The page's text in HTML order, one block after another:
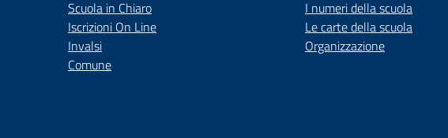
Scuola in Chiaro
Iscrizioni On Line
Invalsi
Comune
I numeri della scuola
Le carte della scuola
Organizzazione